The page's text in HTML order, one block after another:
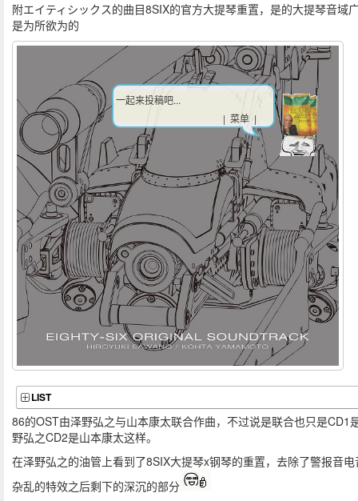
附エイティシックス的曲目8SIX的官方大提琴重置，是的大提琴音域
是为所欲为的
LIST
86的OST由泽野弘之与山本康太联合作曲，不过说是联合也只是CD1
野弘之CD2是山本康太这样。
在泽野弘之的油管上看到了8SIX大提琴x钢琴的重置，去除了警报音电
杂乱的特效之后剩下的深沉的部分
一起来投稿吧...
| 菜单 |